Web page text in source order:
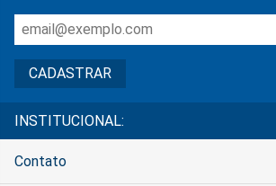
INSTITUCIONAL:
Contato